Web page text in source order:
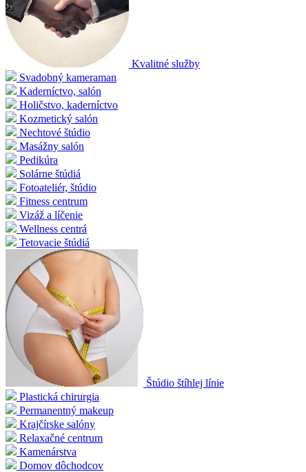
Kvalitné služby
Svadobný kameraman
Kaderníctvo, salón
Holičstvo, kaderníctvo
Kozmetický salón
Nechtové štúdio
Masážny salón
Pedikúra
Solárne štúdiá
Fotoateliér, štúdio
Fitness centrum
Vizáž a líčenie
Wellness centrá
Tetovacie štúdiá
Štúdio štíhlej línie
Plastická chirurgia
Permanentný makeup
Krajčírske salóny
Relaxačné centrum
Kamenárstva
Domov dôchodcov